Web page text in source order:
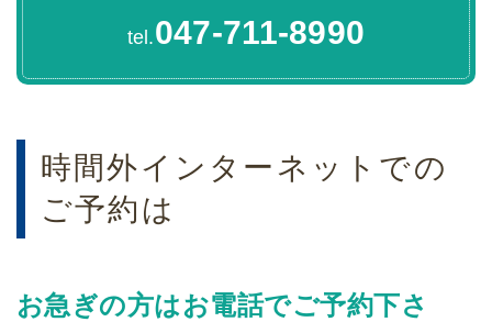
tel.047-711-8990
時間外インターネットでの
ご予約は
お急ぎの方はお電話でご予約下さ